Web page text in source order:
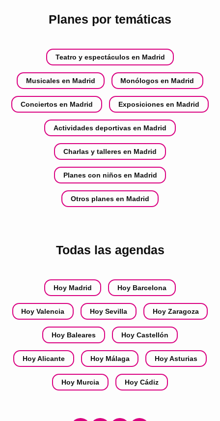
Planes por temáticas
Teatro y espectáculos en Madrid
Musicales en Madrid Monólogos en Madrid
Conciertos en Madrid Exposiciones en Madrid
Actividades deportivas en Madrid
Charlas y talleres en Madrid
Planes con niños en Madrid
Otros planes en Madrid
Todas las agendas
Hoy Madrid Hoy Barcelona
Hoy Valencia Hoy Sevilla Hoy Zaragoza
Hoy Baleares Hoy Castellón
Hoy Alicante Hoy Málaga Hoy Asturias
Hoy Murcia Hoy Cádiz